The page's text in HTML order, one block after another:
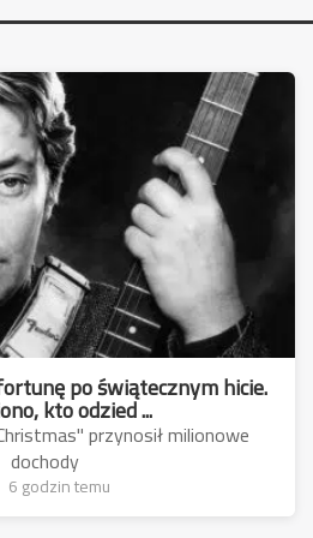
po świątecznym hicie.
kto odzied ...
przynosił milionowe
dochody
6 godzin temu